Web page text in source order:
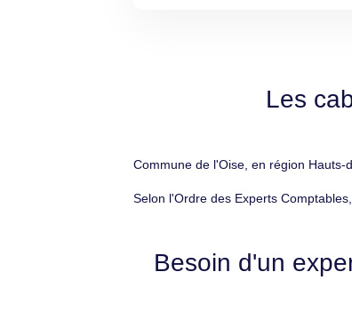
Les
Commune de l'Oise, en région
Selon l'Ordre des Experts
Besoin d'un